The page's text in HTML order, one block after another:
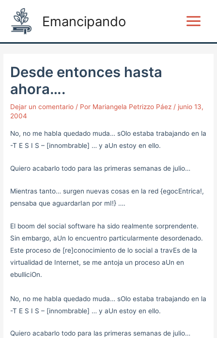
contenido
Emancipando
Menu
Desde entonces hasta
ahora….
Dejar un comentario / Por Mariangela Petrizzo Páez/ junio 13,
2004
No, no me habIa quedado muda… sOlo estaba trabajando en la
-T E S I S – [innombrable] … y aUn estoy en ello.
Quiero acabarlo todo para las primeras semanas de julio…
Mientras tanto… surgen nuevas cosas en la red {egocEntrica!,
pensaba que aguardarIan por mI!} ….
El boom del social software ha sido realmente sorprendente.
Sin embargo, aUn lo encuentro particularmente desordenado.
Este proceso de [re]conocimiento de lo social a travEs de la
virtualidad de Internet, se me antoja un proceso aUn en
ebulliciOn.
No, no me habIa quedado muda… sOlo estaba trabajando en la
-T E S I S – [innombrable] … y aUn estoy en ello.
Quiero acabarlo todo para las primeras semanas de julio…
navigation